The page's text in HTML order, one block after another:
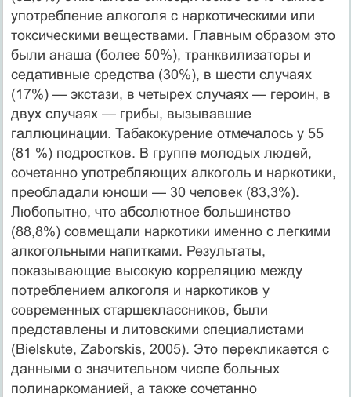
употребление алкоголя с наркотическими или
токсическими веществами. Глав­ным образом это
были анаша (более 50%), транквилизаторы и
седативные средства (30%), в шести случаях
(17%) — экстази, в четырех случаях — героин, в
двух случаях — грибы, вызывавшие
галлюцинации. Табакокурение отмечалось у 55
(81 %) подростков. В группе молодых людей,
сочетанно употребляющих алкоголь и наркотики,
преобладали юно­ши — 30 человек (83,3%).
Любопытно, что абсолютное большинство
(88,8%) совмещали наркотики именно с легкими
алкогольными напитками. Результаты,
показывающие вы­сокую корреляцию между
потреблением алкоголя и наркотиков у
современных старше­классников, были
представлены и литовскими специалистами
(Bielskute, Zaborskis, 2005). Это перекликается с
данными о значительном числе больных
полинаркоманией, а также сочетанно